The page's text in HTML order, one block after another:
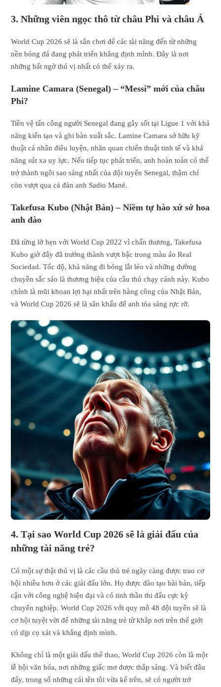
3. Những viên ngọc thô từ châu Phi và châu Á
World Cup 2026 sẽ là sân chơi để các tài năng đến từ những
nền bóng đá đang phát triển khẳng định mình. Đây là nơi
những bất ngờ thú vị nhất có thể xảy ra.
Lamine Camara (Senegal) – “Messi” mới của châu
Phi?
Tiền vệ tấn công người Senegal đang gây sốt tại Ligue 1 với khả
năng kiến tạo và ghi bàn xuất sắc. Lamine Camara sở hữu kỹ
thuật cá nhân điêu luyện, nhãn quan chiến thuật tinh tế và khả
năng sút xa uy lực. Nếu tiếp tục phát triển, anh hoàn toàn có thể
trở thành ngôi sao sáng nhất của đội tuyển Senegal, thậm chí
còn vượt qua cả đàn anh Sadio Mané.
Takefusa Kubo (Nhật Bản) – Niềm tự hào xứ sở hoa
anh đào
Đã từng lỡ hẹn với World Cup 2022 vì chấn thương, Takefusa
Kubo giờ đây đã trưởng thành vượt bậc trong màu áo Real
Sociedad. Tốc độ, khả năng đi bóng lắt léo và những đường
chuyền sắc sảo là thương hiệu của cầu thủ chạy cánh này. Kubo
chính là mũi khoan lợi hại nhất trên hàng công của Nhật Bản,
và World Cup 2026 sẽ là sân khấu để anh tỏa sáng rực rỡ.
4. Tại sao World Cup 2026 sẽ là giải đấu của
những tài năng trẻ?
Có một sự thật thú vị là các cầu thủ trẻ ngày càng được trao cơ
hội nhiều hơn ở các giải đấu lớn. Họ được đào tạo bài bản, tiếp
cận với công nghệ hiện đại và có tinh thần thi đấu cực kỳ
chuyên nghiệp. World Cup 2026 với quy mô 48 đội tuyển sẽ là
cơ hội tuyệt vời để những tài năng trẻ từ khắp nơi trên thế giới
có dịp cọ xát và khẳng định mình.
Không chỉ là một giải đấu thể thao, World Cup 2026 còn là một
lễ hội văn hóa, nơi những giấc mơ được thắp sáng. Và biết đâu
đấy, trong số những cái tên tôi vừa kể trên, sẽ có người trở